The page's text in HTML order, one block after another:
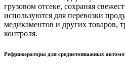
грузовом отсеке, сохраняя
используются для перевозки
медикаментов и других товаров,
контроля.
Рефрижераторы для среднетоннажных